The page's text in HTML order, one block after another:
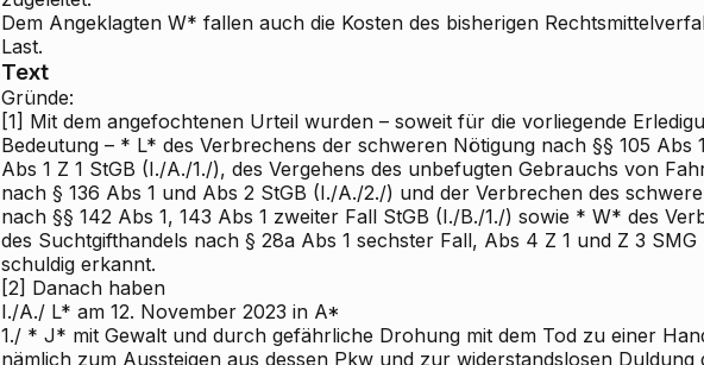
Dem Angeklagten W* fallen auch die Kosten des bisherigen
Last.
Text
Gründe:
[1] Mit dem angefochtenen Urteil wurden – soweit für die vorliegende
Bedeutung – * L* des Verbrechens der schweren Nötigung nach §§ 105 Abs
Abs 1 Z 1 StGB (I./A./1./), des Vergehens des unbefugten Gebrauchs von
nach § 136 Abs 1 und Abs 2 StGB (I./A./2./) und der Verbrechen des
nach §§ 142 Abs 1, 143 Abs 1 zweiter Fall StGB (I./B./1./) sowie * W* des
des Suchtgifthandels nach § 28a Abs 1 sechster Fall, Abs 4 Z 1 und Z 3 SMG
schuldig erkannt.
[2] Danach haben
I./A./ L* am 12. November 2023 in A*
1./ * J* mit Gewalt und durch gefährliche Drohung mit dem Tod zu einer
nämlich zum Aussteigen aus dessen Pkw und zur widerstandslosen Duldung